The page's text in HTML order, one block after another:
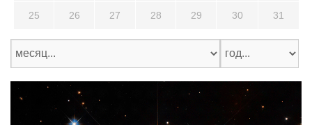
25 26 27 28 29 30 31